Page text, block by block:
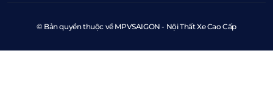
© Bản quyền thuộc về MPVSAIGON - Nội Thất Xe Cao Cấp